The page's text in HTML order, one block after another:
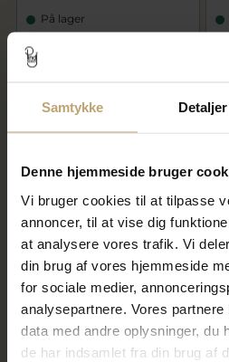
Samtykke Detaljer
Denne hjemmeside bruger
Vi bruger cookies til at tilpasse
annoncer, til at vise dig
at analysere vores trafik. Vi
din brug af vores hjemmeside
for sociale medier,
analysepartnere. Vores
data med andre oplysninger, du
de har indsamlet fra din brug af
På lager
Hultquist Skadi armbånd
forgyldt sølv m. miyukiperler
(16+3 cm)
300,00 kr
På lager